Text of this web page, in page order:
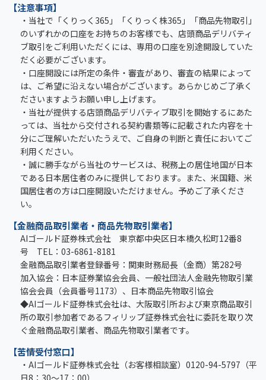
【注意事項】
・当社で「くりっく365」「くりっく株365」「商品先物取引」
のいずれかの口座をお持ちのお客様でも、店頭商品デリバティ
ブ取引をご利用いただくには、専用の口座を別途開設していた
だく必要がございます。
・口座開設には所定の条件・審査があり、審査の結果によって
は、ご希望に沿えない場合がございます。あらかじめご了承く
ださいますようお願い申し上げます。
・当社が提供する店頭商品デリバティブ取引を開始するにあた
っては、当社から交付される契約書類等に記載された内容を十
分にご理解いただいたうえで、ご自身の判断と責任においてご
利用ください。
・誠に勝手ながら当社のサービスは、税務上の居住地国が日本
である日本居住者のみに提供しております。また、米国籍、米
国居住者の方は口座開設いただけません。予めご了承くださ
い。
【金融商品取引業者・商品先物取引業者】
AIゴールド証券株式会社 東京都中央区日本橋久松町12番8
号 TEL：03-6861-8181
金融商品取引業者登録番号：関東財務局長（金商）第282号
加入協会：日本証券業協会会員、一般社団法人金融先物取引業
協会会員（会員番号1173）、日本商品先物取引協会
◆AIゴールド証券株式会社は、大阪取引所および東京商品取引
所の取引参加者であるフィリップ証券株式会社に委託を取り次
ぐ金融商品取引業者、商品先物取引業者です。
【苦情受付窓口】
・AIゴールド証券株式会社（お客様相談室）0120-94-5797（平
日8：30～17：00）